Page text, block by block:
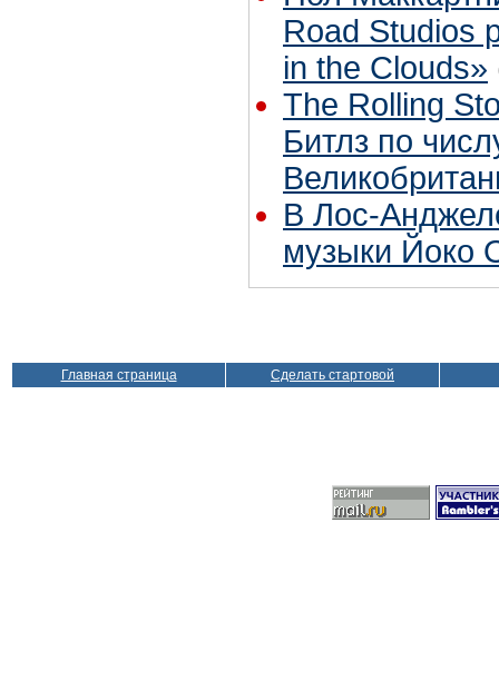
Road Studios
in the Clouds»
The Rolling
Битлз по
В Лос-
музыки Йоко
Главная страница Сделать стартовой